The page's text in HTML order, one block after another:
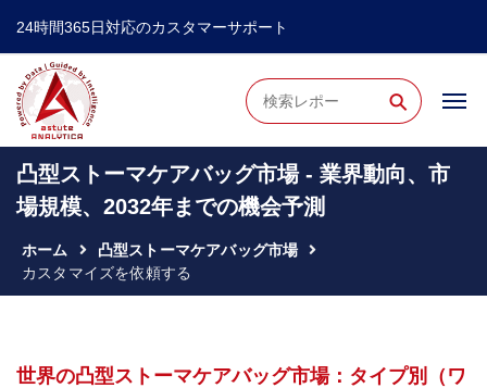
24時間365日対応のカスタマーサポート
⚲
凸型ストーマケアバッグ市場 - 業界動向、市
場規模、2032年までの機会予測
ホーム
凸型ストーマケアバッグ市場
カスタマイズを依頼する
世界の凸型ストーマケアバッグ市場：タイプ別（ワ